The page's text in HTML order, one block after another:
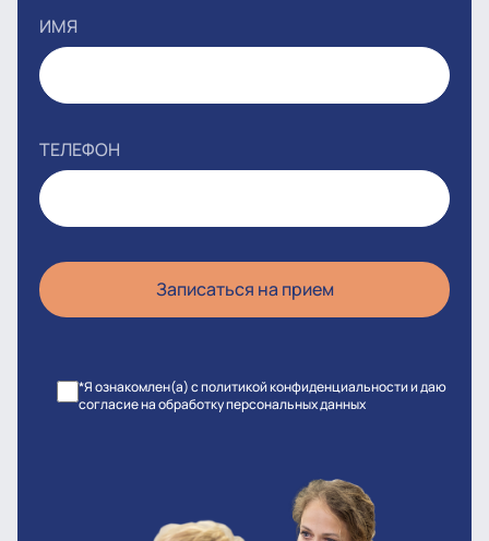
ИМЯ
ТЕЛЕФОН
*Я ознакомлен(а) с политикой конфиденциальности и даю
согласие на обработку персональных данных